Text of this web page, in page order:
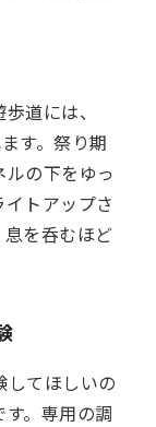
道には、
す。祭り期
の下をゆっ
トアップさ
を呑むほど
してほしいの
。専用の調